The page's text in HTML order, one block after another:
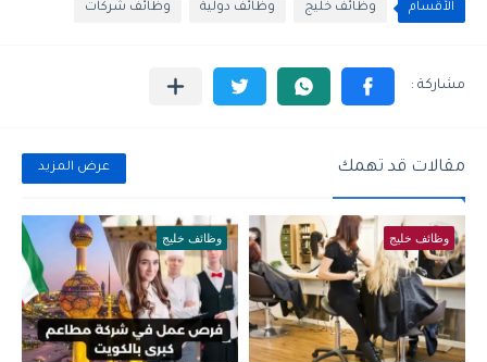
الأقسام وظائف خليج وظائف دولية وظائف شركات
مقالات قد تهمك عرض المزيد
وظائف خليج وظائف خليج